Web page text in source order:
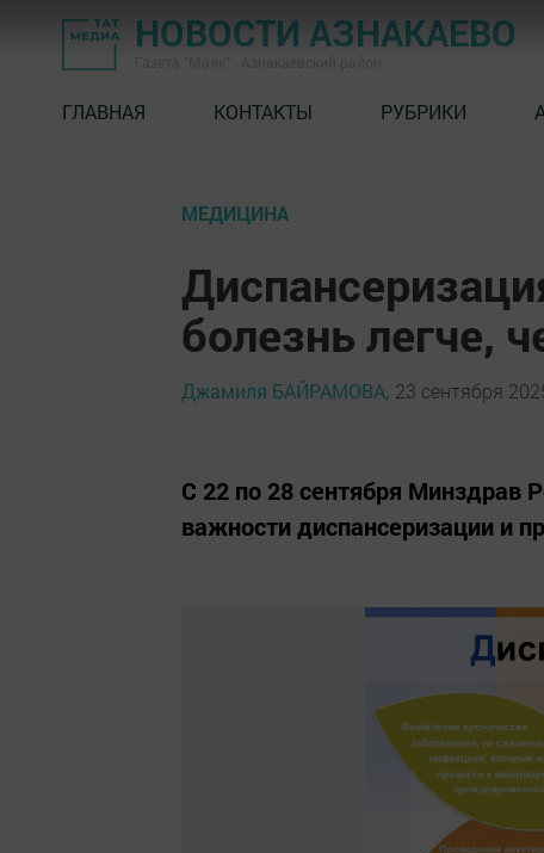
НОВОСТИ АЗНАКАЕВО
ГЛАВНАЯ КОНТАКТЫ РУБРИКИ
МЕДИЦИНА
болезнь легче,
Джамиля БАЙРАМОВА, 23 сентября
С 22 по 28 сентября Минздрав
важности диспансеризации и